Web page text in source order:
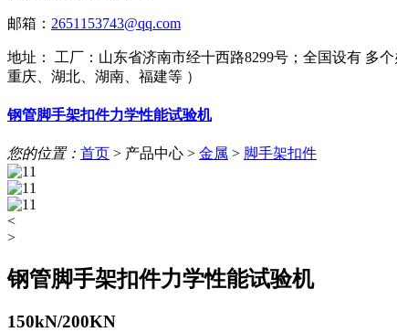
邮箱： 2651153743@qq.com
地址：
工厂：山东省济南市经十西路8299号；全国设有 多
重庆、湖北、湖南、福建等 ）
钢管脚手架扣件力学性能试验机
您的位置： 首页 > 产品中心 > 金属 > 脚手架扣件
<
>
钢管脚手架扣件力学性能试验机
150kN/200KN